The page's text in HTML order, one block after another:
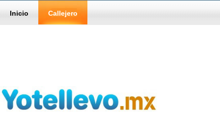
Inicio Callejero